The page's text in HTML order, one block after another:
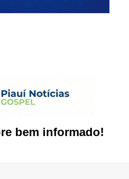
bem informado!